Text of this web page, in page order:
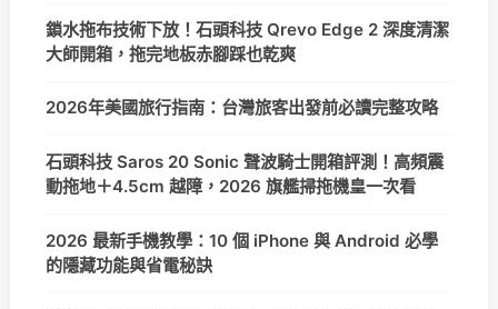
鎖水拖布技術下放！石頭科技 Qrevo Edge 2 深度清潔
大師開箱，拖完地板赤腳踩也乾爽
2026年美國旅行指南：台灣旅客出發前必讀完整攻略
石頭科技 Saros 20 Sonic 聲波騎士開箱評測！高頻震
動拖地＋4.5cm 越障，2026 旗艦掃拖機皇一次看
2026 最新手機教學：10 個 iPhone 與 Android 必學
的隱藏功能與省電秘訣